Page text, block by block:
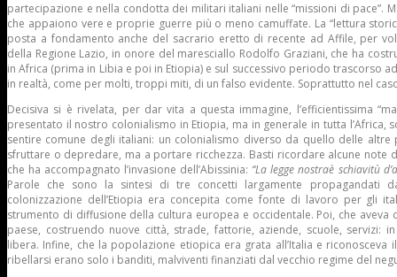
partecipazione e nella condotta dei militari italiani nelle “missioni di pace”.
che appaiono vere e proprie guerre più o meno camuffate. La “lettura
posta a fondamento anche del sacrario eretto di recente ad Affile, per
della Regione Lazio, in onore del maresciallo Rodolfo Graziani, che ha
in Africa (prima in Libia e poi in Etiopia) e sul successivo periodo trascorso
in realtà, come per molti, troppi miti, di un falso evidente. Soprattutto nel
Decisiva si è rivelata, per dar vita a questa immagine, l’efficientissima
presentato il nostro colonialismo in Etiopia, ma in generale in tutta l’Africa,
sentire comune degli italiani: un colonialismo diverso da quello delle
sfruttare o depredare, ma a portare ricchezza. Basti ricordare alcune note
che ha accompagnato l’invasione dell’Abissinia: “La legge nostraè schiavitù
Parole che sono la sintesi di tre concetti largamente propagandati
colonizzazione dell’Etiopia era concepita come fonte di lavoro per gli
strumento di diffusione della cultura europea e occidentale. Poi, che
paese, costruendo nuove città, strade, fattorie, aziende, scuole, servizi:
libera. Infine, che la popolazione etiopica era grata all’Italia e riconosceva
ribellarsi erano solo i banditi, malviventi finanziati dal vecchio regime del